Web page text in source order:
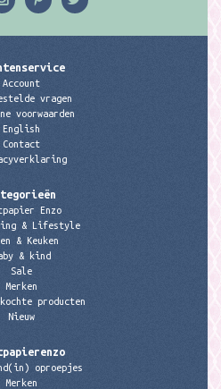
Account
vragen
voorwaarden
English
Contact
Enzo
& Lifestyle
& Keuken
& kind
Sale
Merken
producten
Nieuw
oproepjes
Merken